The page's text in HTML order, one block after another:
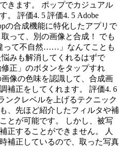
きます。 ポップでカジュアル
。 評価4. 5 評価4. 5 Adobe
の合成機能に特化したアプリで
って、別の画像と合成！ でも
って不自然……」なんてことも
みも解消してくれるはずで
正」のボタンをタップすれ
像の色味を認識して、合成画
補正をしてくれます。 評価4. 6
ンクレベルを上げるテクニック
、先ほど紹介したフィルタや補
とが可能です。 しかし、被写
正することができません。 人
補正しているので、取った写真